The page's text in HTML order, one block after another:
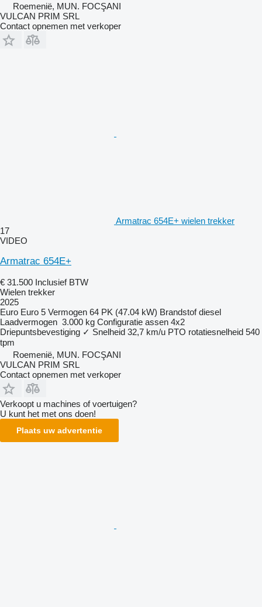
Roemenië, MUN. FOCŞANI
VULCAN PRIM SRL
Contact opnemen met verkoper
Armatrac 654E+ wielen trekker
17
VIDEO
Armatrac 654E+
€ 31.500 Inclusief BTW
Wielen trekker
2025
Euro Euro 5 Vermogen 64 PK (47.04 kW) Brandstof diesel
Laadvermogen 3.000 kg Configuratie assen 4x2
Driepuntsbevestiging ✓ Snelheid 32,7 km/u PTO rotatiesnelheid 540
tpm
Roemenië, MUN. FOCŞANI
VULCAN PRIM SRL
Contact opnemen met verkoper
Verkoopt u machines of voertuigen?
U kunt het met ons doen!
Plaats uw advertentie